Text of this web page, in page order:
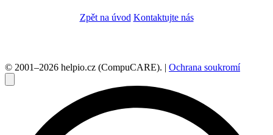
Zpět na úvod Kontaktujte nás
© 2001–2026 helpio.cz (CompuCARE). | Ochrana soukromí